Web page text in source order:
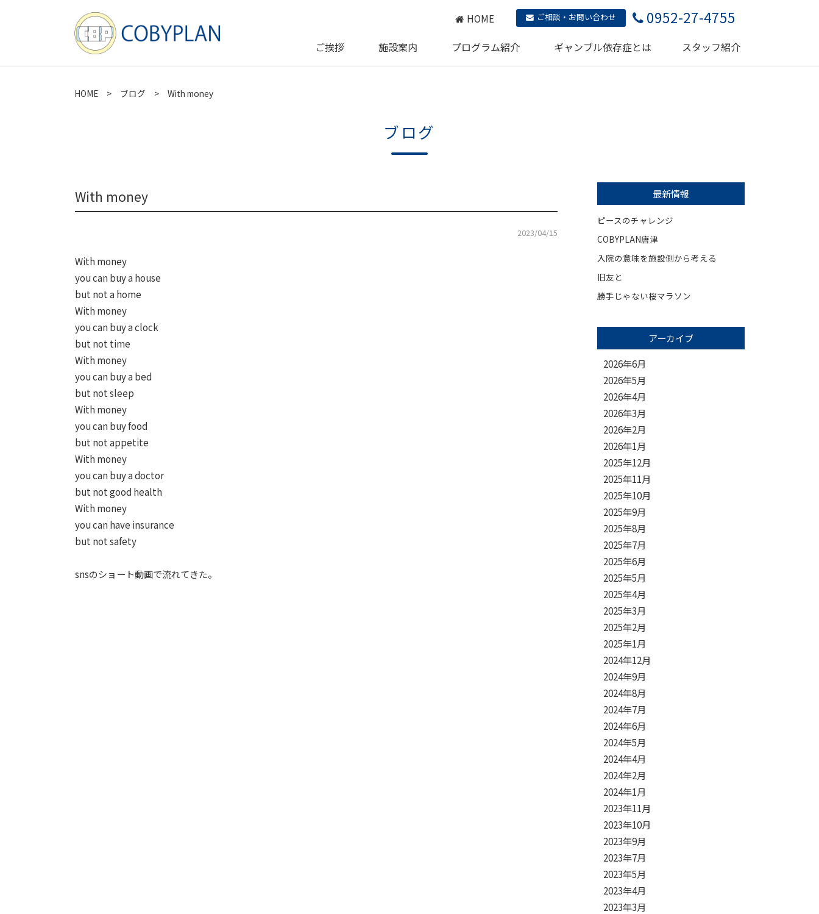
HOME ご相談・お問い合わせ 0952-27-4755
ご挨拶 施設案内 プログラム紹介 ギャンブル依存症とは スタッフ紹介
HOME > ブログ > With money
ブログ
With money
2023/04/15
With money
you can buy a house
but not a home
With money
you can buy a clock
but not time
With money
you can buy a bed
but not sleep
With money
you can buy food
but not appetite
With money
you can buy a doctor
but not good health
With money
you can have insurance
but not safety
snsのショート動画で流れてきた。
最新情報
ピースのチャレンジ
COBYPLAN唐津
入院の意味を施設側から考える
旧友と
勝手じゃない桜マラソン
アーカイブ
2026年6月
2026年5月
2026年4月
2026年3月
2026年2月
2026年1月
2025年12月
2025年11月
2025年10月
2025年9月
2025年8月
2025年7月
2025年6月
2025年5月
2025年4月
2025年3月
2025年2月
2025年1月
2024年12月
2024年9月
2024年8月
2024年7月
2024年6月
2024年5月
2024年4月
2024年2月
2024年1月
2023年11月
2023年10月
2023年9月
2023年7月
2023年5月
2023年4月
2023年3月